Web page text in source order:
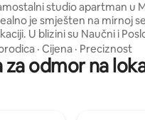
studio apartman u
je smješten na mirnoj
su Naučni i Poslovni park,
stanica Cambridge
A14 i A10. Centar Cambridgea
oko 4 km. Nalazimo se u ulici
· Cijena · Preciznost
za odmor na